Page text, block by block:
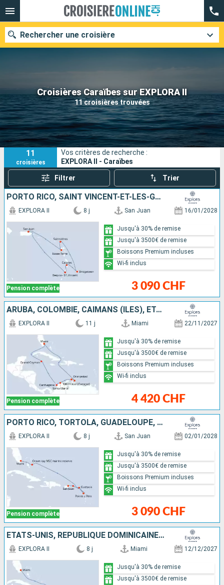
Croisières Caraïbes sur EXPLORA II
11 croisières trouvées
Rechercher une croisière
Nos destinations
Mois de départ
Ports Compagnies
Rechercher
11
croisières
Vos critères de recherche :
EXPLORA II - Caraïbes
Filtrer Trier
PORTO RICO, SAINT VINCENT-ET-LES-GRENADINES, SAINTE-LUCIE, BARBADE, ANTIGUA-ET-BARBUDA, GUADELOUPE
Pension complète
EXPLORA II 8 j San Juan 16/01/2028
3 090 CHF
Jusqu'à 30% de remise
Jusqu'à 3500€ de remise
Boissons Premium incluses
Wi-fi inclus
ARUBA, COLOMBIE, CAÏMANS (ÎLES), ÉTATS-UNIS
Pension complète
EXPLORA II 11 j Miami 22/11/2027
4 420 CHF
Jusqu'à 30% de remise
Jusqu'à 3500€ de remise
Boissons Premium incluses
Wi-fi inclus
PORTO RICO, TORTOLA, GUADELOUPE, FRANCE, BAHAMAS, ÉTATS-UNIS
Pension complète
EXPLORA II 8 j San Juan 02/01/2028
3 090 CHF
Jusqu'à 30% de remise
Jusqu'à 3500€ de remise
Boissons Premium incluses
Wi-fi inclus
ÉTATS-UNIS, RÉPUBLIQUE DOMINICAINE, ANTIGUA-ET-BARBUDA, SAINTE-LUCIE, PORTO RICO
EXPLORA II 8 j Miami 12/12/2027
Jusqu'à 30% de remise
Jusqu'à 3500€ de remise